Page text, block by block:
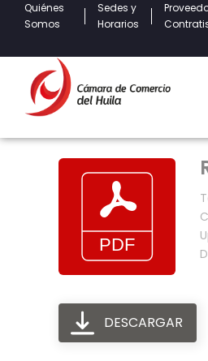
Quiénes
Somos
Sedes y
Horarios
DESCARGAR